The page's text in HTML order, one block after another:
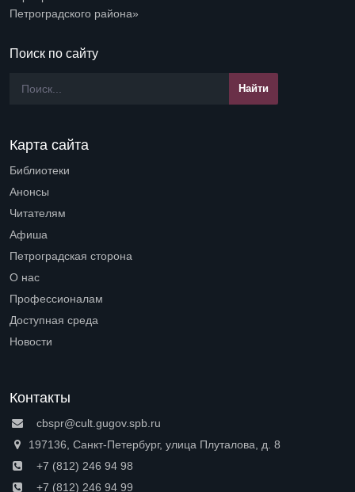
Петроградского района»
Поиск по сайту
Карта сайта
Библиотеки
Анонсы
Читателям
Афиша
Петроградская сторона
О нас
Профессионалам
Доступная среда
Новости
Контакты
cbspr@cult.gugov.spb.ru
197136, Санкт-Петербург, улица Плуталова, д. 8
+7 (812) 246 94 98
+7 (812) 246 94 99